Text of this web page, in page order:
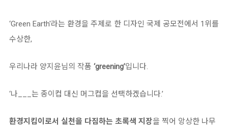
‘Green Earth'라는 환경을 주제로 한 디자인 국제 공모전에서 1위를
수상한,
우리나라 양지윤님의 작품 ‘greening’입니다.
‘나___는 종이컵 대신 머그컵을 선택하겠습니다.’
환경지킴이로서 실천을 다짐하는 초록색 지장을 찍어 앙상한 나무